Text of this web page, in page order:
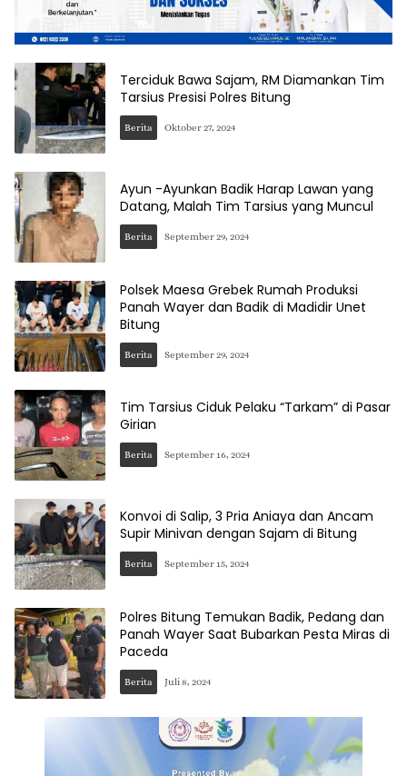
Terciduk Bawa Sajam, RM Diamankan Tim
Tarsius Presisi Polres Bitung
Berita Oktober 27, 2024
Ayun -Ayunkan Badik Harap Lawan yang
Datang, Malah Tim Tarsius yang Muncul
Berita September 29, 2024
Polsek Maesa Grebek Rumah Produksi
Panah Wayer dan Badik di Madidir Unet
Bitung
Berita September 29, 2024
Tim Tarsius Ciduk Pelaku “Tarkam” di Pasar
Girian
Berita September 16, 2024
Konvoi di Salip, 3 Pria Aniaya dan Ancam
Supir Minivan dengan Sajam di Bitung
Berita September 15, 2024
Polres Bitung Temukan Badik, Pedang dan
Panah Wayer Saat Bubarkan Pesta Miras di
Paceda
Berita Juli 8, 2024